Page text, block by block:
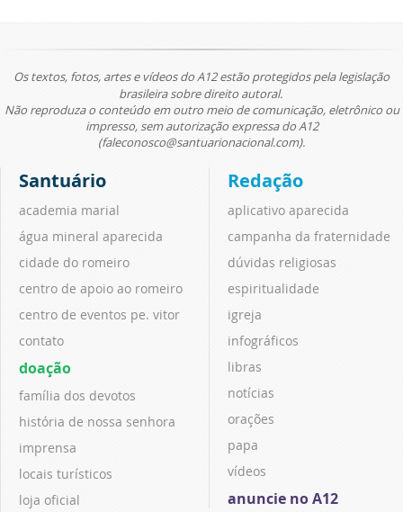
Os textos, fotos, artes e vídeos do A12 estão protegidos pela legislação
brasileira sobre direito autoral.
Não reproduza o conteúdo em outro meio de comunicação, eletrônico ou
impresso, sem autorização expressa do A12
(faleconosco@santuarionacional.com).
Santuário
academia marial
água mineral aparecida
cidade do romeiro
centro de apoio ao romeiro
centro de eventos pe. vitor
contato
doação
família dos devotos
história de nossa senhora
imprensa
locais turísticos
loja oficial
Redação
aplicativo aparecida
campanha da fraternidade
dúvidas religiosas
espiritualidade
igreja
infográficos
libras
notícias
orações
papa
vídeos
anuncie no A12